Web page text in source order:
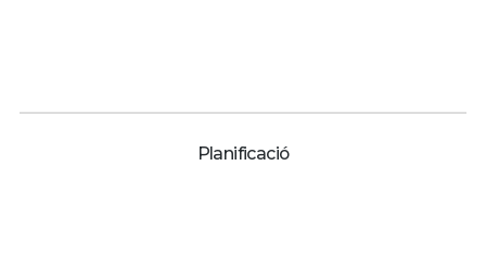
Planificació